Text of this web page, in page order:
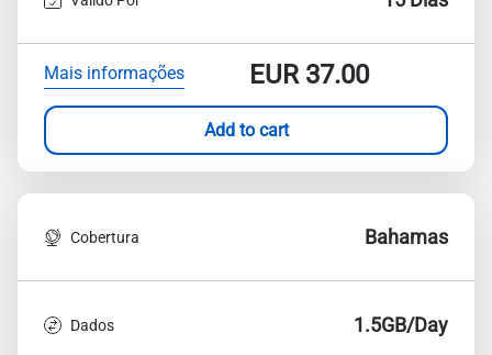
Mais informações EUR37.00
Add to cart
Cobertura Bahamas
Dados 1.5GB/Day